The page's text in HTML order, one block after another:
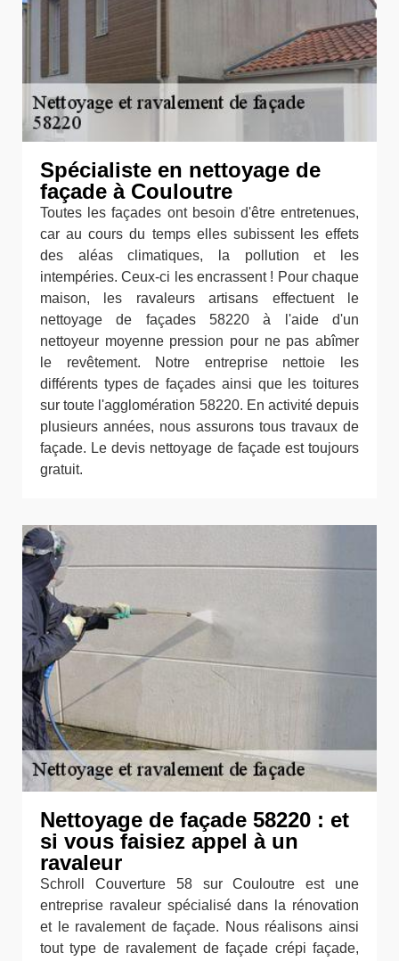
Spécialiste en nettoyage de
façade à Couloutre
Toutes les façades ont besoin d'être entretenues,
car au cours du temps elles subissent les effets
des aléas climatiques, la pollution et les
intempéries. Ceux-ci les encrassent ! Pour chaque
maison, les ravaleurs artisans effectuent le
nettoyage de façades 58220 à l'aide d'un
nettoyeur moyenne pression pour ne pas abîmer
le revêtement. Notre entreprise nettoie les
différents types de façades ainsi que les toitures
sur toute l'agglomération 58220. En activité depuis
plusieurs années, nous assurons tous travaux de
façade. Le devis nettoyage de façade est toujours
gratuit.
Nettoyage de façade 58220 : et
si vous faisiez appel à un
ravaleur
Schroll Couverture 58 sur Couloutre est une
entreprise ravaleur spécialisé dans la rénovation
et le ravalement de façade. Nous réalisons ainsi
tout type de ravalement de façade crépi façade,